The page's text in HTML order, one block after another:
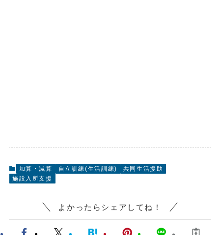
加算・減算 自立訓練(生活訓練)
共同生活援助
施設入所支援
よかったらシェアしてね！